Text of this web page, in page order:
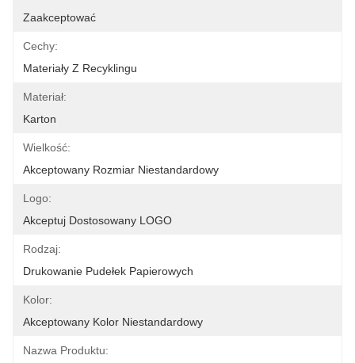
Zaakceptować
Cechy:
Materiały Z Recyklingu
Materiał:
Karton
Wielkość:
Akceptowany Rozmiar Niestandardowy
Logo:
Akceptuj Dostosowany LOGO
Rodzaj:
Drukowanie Pudełek Papierowych
Kolor:
Akceptowany Kolor Niestandardowy
Nazwa Produktu: